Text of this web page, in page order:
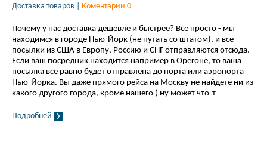
Доставка товаров Коментарии 0
Почему у нас доставка дешевле и быстрее? Все просто - мы
находимся в городе Нью-Йорк (не путать со штатом), и все
посылки из США в Европу, Россию и СНГ отправляются отсюда.
Если ваш посредник находится например в Орегоне, то ваша
посылка все равно будет отправлена до порта или аэропорта
Нью-Йорка. Вы даже прямого рейса на Москву не найдете ни из
какого другого города, кроме нашего ( ну может что-т
Подробней